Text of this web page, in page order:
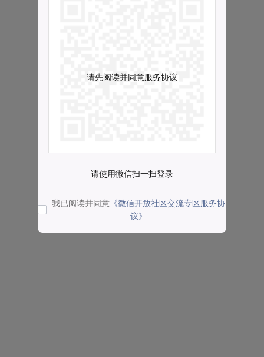
请先阅读并同意服务协议
请使用微信扫一扫登录
我已阅读并同意 《微信开放社区交流专区服务协
议》